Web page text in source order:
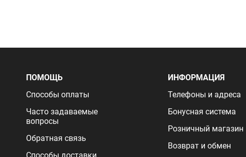
ПОМОЩЬ
Способы оплаты
Часто задаваемые
вопросы
Обратная связь
ИНФОРМАЦИЯ
Телефоны и адреса
Бонусная система
Розничный магазин
Возврат и обмен